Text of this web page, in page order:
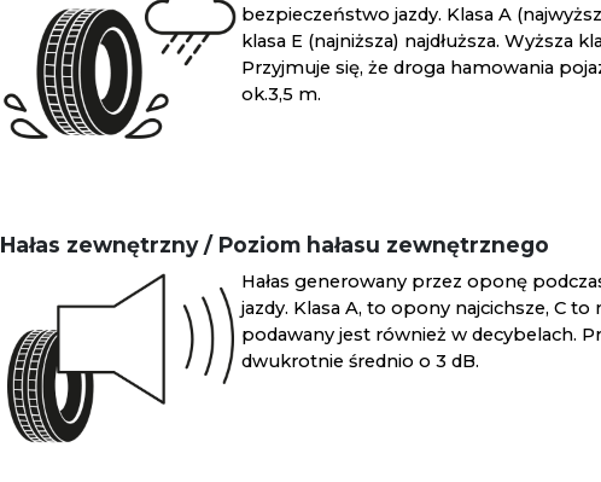
bezpieczeństwo jazdy. Klasa A
klasa E (najniższa) najdłuższa. Wyższa
Przyjmuje się, że droga hamowania
ok.3,5 m.
Hałas zewnętrzny / Poziom hałasu zewnętrznego
Hałas generowany przez oponę
jazdy. Klasa A, to opony najcichsze, C to
podawany jest również w decybelach.
dwukrotnie średnio o 3 dB.